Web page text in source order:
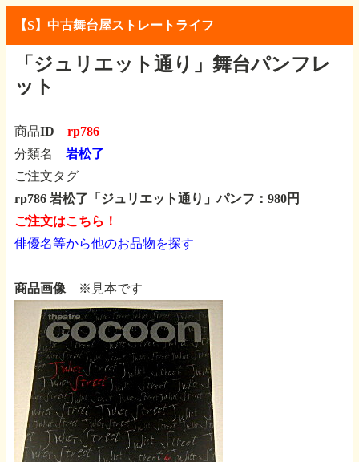
【S】中古舞台屋ストレートライフ
「ジュリエット通り」舞台パンフレ
ット
商品ID rp786
分類名 岩松了
ご注文タグ
rp786 岩松了「ジュリエット通り」パンフ：980円
ご注文はこちら！
俳優名等から他のお品物を探す
商品画像 ※見本です